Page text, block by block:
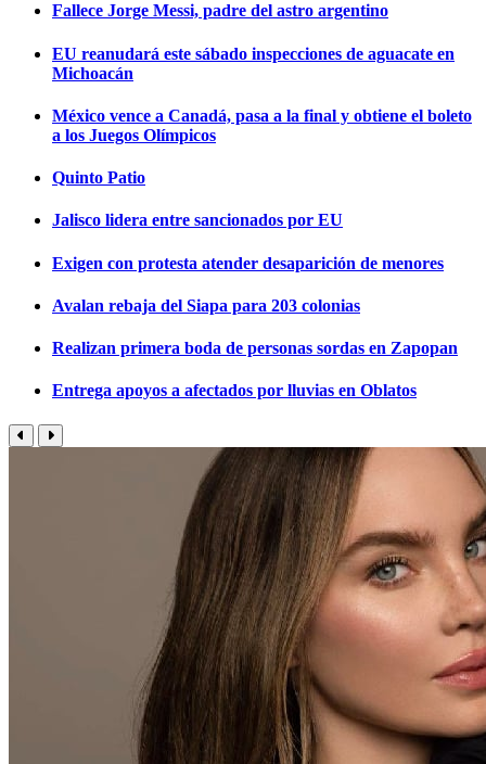
Fallece Jorge Messi, padre del astro argentino
EU reanudará este sábado inspecciones de aguacate en
Michoacán
México vence a Canadá, pasa a la final y obtiene el boleto
a los Juegos Olímpicos
Quinto Patio
Jalisco lidera entre sancionados por EU
Exigen con protesta atender desaparición de menores
Avalan rebaja del Siapa para 203 colonias
Realizan primera boda de personas sordas en Zapopan
Entrega apoyos a afectados por lluvias en Oblatos